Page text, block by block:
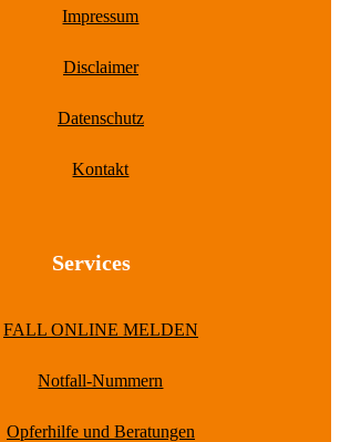
Impressum
Disclaimer
Datenschutz
Kontakt
Services
FALL ONLINE MELDEN
Notfall-Nummern
Opferhilfe und Beratungen